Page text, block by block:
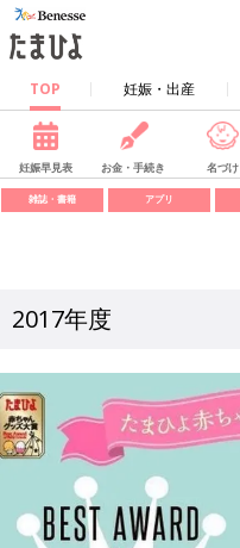
TOP 妊娠・出産
妊娠早見表 お金・手続き 名づけ
雑誌・書籍 アプリ
2017年度